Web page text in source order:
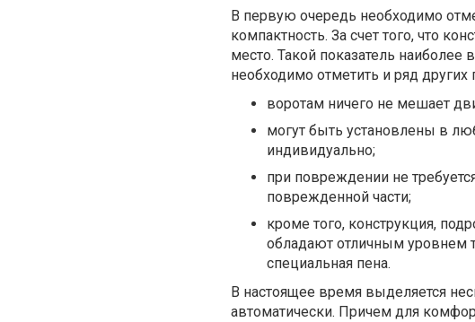
В первую очередь необходимо
компактность. За счет того, что
место. Такой показатель
необходимо отметить и ряд
воротам ничего не мешает
могут быть установлены в
индивидуально;
при повреждении не
поврежденной части;
кроме того, конструкция,
обладают отличным уровнем
специальная пена.
В настоящее время выделяется
автоматически. Причем для